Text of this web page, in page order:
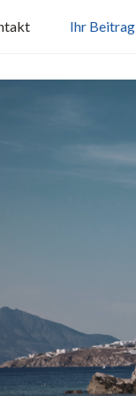
Ihr Beitrag